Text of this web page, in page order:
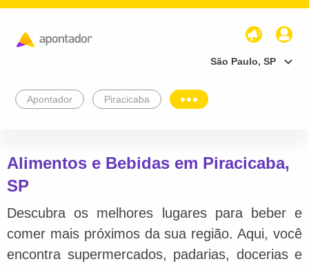
São Paulo, SP
Apontador Piracicaba
Alimentos e Bebidas em Piracicaba,
SP
Descubra os melhores lugares para beber e
comer mais próximos da sua região. Aqui, você
encontra supermercados, padarias, docerias e